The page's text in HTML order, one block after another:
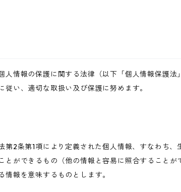
情報の保護に関する法律（以下「個人情報保護
い、適切な取扱い及び保護に努めます。
2条第1項により定義された個人情報、すなわち
ができるもの（他の情報と容易に照合すること
報を意味するものとします。